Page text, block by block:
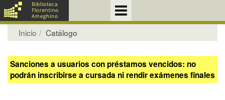
Inicio Catálogo
Sanciones a usuarios con préstamos vencidos: no
podrán inscribirse a cursada ni rendir exámenes finales